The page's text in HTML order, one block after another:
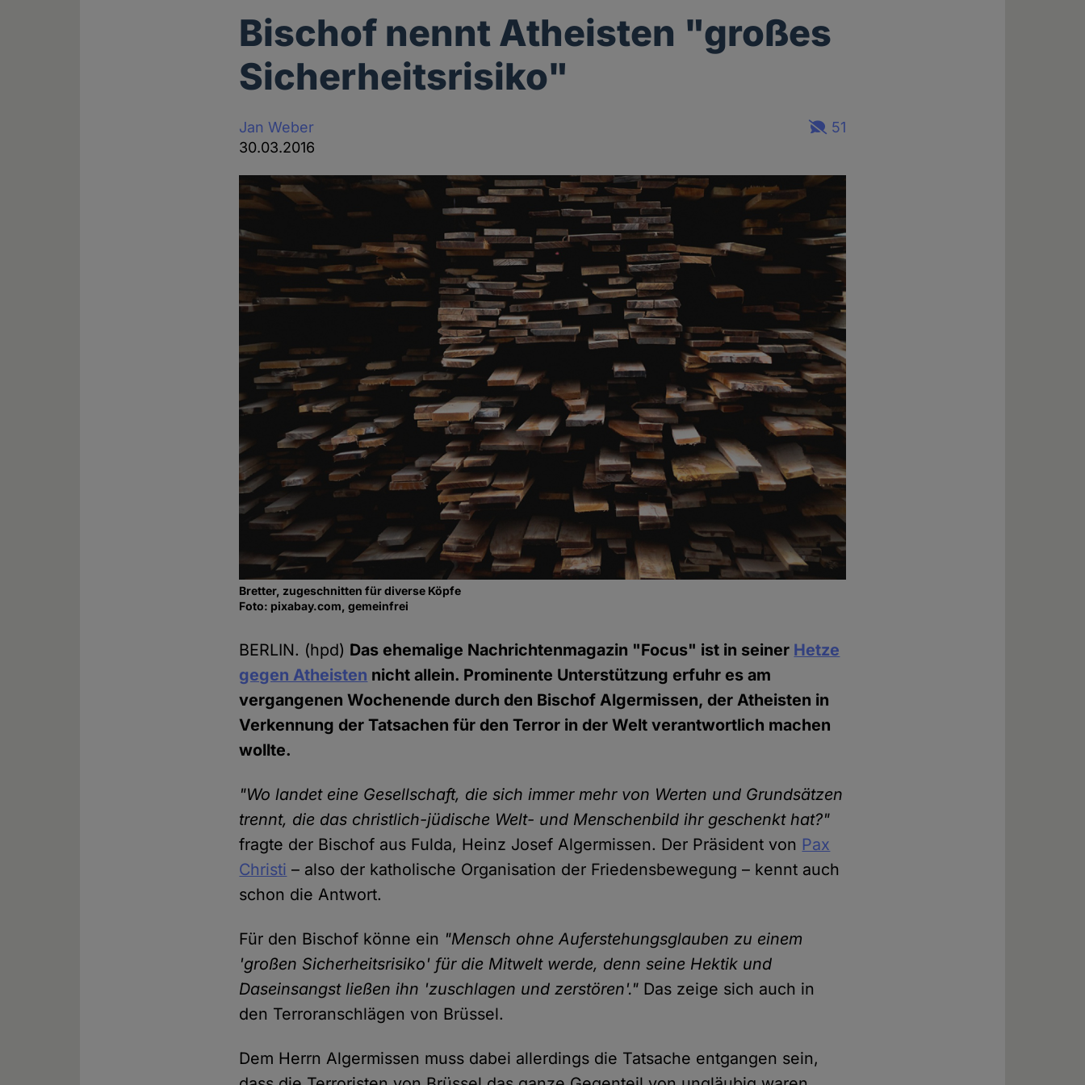
Bischof nennt Atheisten "großes
Sicherheitsrisiko"
Jan Weber
30.03.2016
51
Bretter, zugeschnitten für diverse Köpfe
Foto: pixabay.com, gemeinfrei
BERLIN. (hpd) Das ehemalige Nachrichtenmagazin "Focus" ist in seiner Hetze
gegen Atheisten nicht allein. Prominente Unterstützung erfuhr es am
vergangenen Wochenende durch den Bischof Algermissen, der Atheisten in
Verkennung der Tatsachen für den Terror in der Welt verantwortlich machen
wollte.
"Wo landet eine Gesellschaft, die sich immer mehr von Werten und Grundsätzen
trennt, die das christlich-jüdische Welt- und Menschenbild ihr geschenkt hat?"
fragte der Bischof aus Fulda, Heinz Josef Algermissen. Der Präsident von Pax
Christi – also der katholische Organisation der Friedensbewegung – kennt auch
schon die Antwort.
Für den Bischof könne ein "Mensch ohne Auferstehungsglauben zu einem
'großen Sicherheitsrisiko' für die Mitwelt werde, denn seine Hektik und
Daseinsangst ließen ihn 'zuschlagen und zerstören'." Das zeige sich auch in
den Terroranschlägen von Brüssel.
Dem Herrn Algermissen muss dabei allerdings die Tatsache entgangen sein,